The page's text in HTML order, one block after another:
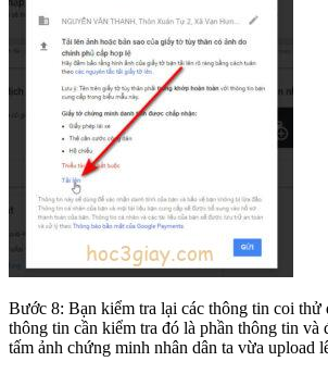
Bước 8: Bạn kiểm tra lại các thông tin coi thử
thông tin cần kiểm tra đó là phần thông tin và
tấm ảnh chứng minh nhân dân ta vừa upload